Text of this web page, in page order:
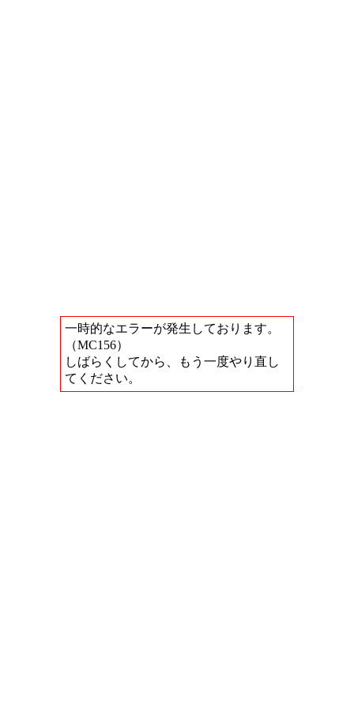
一時的なエラーが発生しております。
（MC156）
しばらくしてから、もう一度やり直し
てください。